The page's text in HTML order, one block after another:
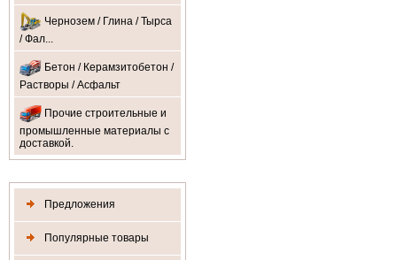
Чернозем / Глина / Тырса
/ Фал...
Бетон / Керамзитобетон /
Растворы / Асфальт
Прочие строительные и
промышленные материалы с
доставкой.
Предложения
Популярные товары